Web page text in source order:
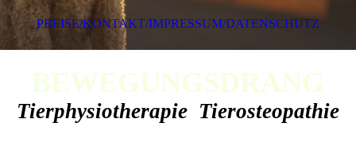
BEWEGUNGSDRANG
Tierphysiotherapie Tierosteopathie
PREISE/KONTAKT/IMPRESSUM/DATENSCHUTZ